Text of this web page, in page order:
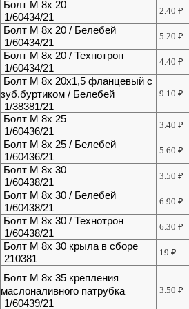
Болт М 8х 20
1/60434/21
2.40₽
Болт М 8х 20 / Белебей
1/60434/21
5.20₽
Болт М 8х 20 / Технотрон
1/60434/21
4.40₽
Болт М 8х 20х1,5 фланцевый с
зуб.буртиком / Белебей
1/38381/21
9.10₽
Болт М 8х 25
1/60436/21
3.40₽
Болт М 8х 25 / Белебей
1/60436/21
5.60₽
Болт М 8х 30
1/60438/21
3.50₽
Болт М 8х 30 / Белебей
1/60438/21
6.90₽
Болт М 8х 30 / Технотрон
1/60438/21
6.30₽
Болт М 8х 30 крыла в сборе
210381
19₽
Болт М 8х 35 крепления
маслоналивного патрубка
1/60439/21
3.50₽